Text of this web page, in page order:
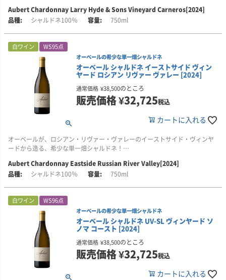
わずかに靄がかったように見えるのはノンフィルターの証。旨みをそのまま
に、オーベールのこだわりが反映された1本です。
■栽培について
ローレン・エステート・ヴィンヤードは、生産者が「グラン・クリュと呼ぶ
にふさわしい」と評する、類いまれな自社畑です。ソノマ・コーストのフォ
レストヴィルを見渡す、小高い丘の上に位置しています。
畑名の「ローレン」は、マーク・オーベール氏の一人娘の名前に由来しま
石を含むゴールドリッジ土壌に、1エーカー（約0.4ha）当たり1、400本とい
う高密度で植樹され、サステナブルな農法で管理されています。オールド・
う4つのクローンを栽培。樹齢を重ねるにつれて、ワインの力強さと凝縮感も
増しています。
■醸造について
ブドウは、気温の低い深夜に収穫。収穫後5～6時間以内に樽へ入れることを
目標とし、冷蔵車で直ちにワイナリーへ運びます。選果・圧搾後、フランス
産オーク樽（新樽約80％、1年使用樽約20％）へ移し、ゆっくりと発酵。約
10か月をかけて、自然酵母によるアルコール発酵とマロラクティック発酵を
澱が自然に沈むのを待って樽を選別し、ステンレスタンクへ移して、さらに4
～5か月間落ち着かせます。その後、人工的な清澄や濾過を行わずに瓶詰めさ
れます。樽とステンレスタンクを合わせた発酵・熟成期間は、約15か月で
す。アルコール度数：15.0％。
■生産者のコメント
熟したアプリコットやレモンオイルの豊かなアロマに、白胡椒、砂糖漬けの
レモンタイムやカモミール、蜜蝋を思わせる風味が続き、しなやかで優美な
味わいが、まるで口中を舞うように広がります。名高い畑に植えられた古樹
がもたらす複雑さと香りの密度が、このワインに10～15年以上の熟成ポテン
シャルを与えています。
ワインがわずかに霞がかって見えることがあるのは、無濾過で瓶詰めされて
いるためです。ワインのうまみや質感をできるだけ損なわないという、オー
ベールのこだわりを表しています。
■栽培について
ラリー・ハイド＆サンズ・ヴィンヤードは、一般に「ハイド・ヴィンヤー
ヤードと並び、カーネロスにおけるシャルドネの二大銘醸畑のひとつと称さ
れています。
ブルゴーニュのドメーヌ・ド・ラ・ロマネ・コンティの元共同経営者、オベ
ール・ド・ヴィレーヌ氏との共同プロジェクト「ハイド・ド・ヴィレーヌ
（HdV）」でも知られています。また、キスラー、マーカッシン、コングス
ガードなど、カリフォルニアを代表する生産者にブドウを供給していること
でも有名です。
畑は東向きのなだらかな丘陵に位置し、十分な日照を得ながら、太平洋から
吹き込む冷涼な風の影響を受けています。この環境から、優れた酸と凝縮感
を備えたブドウが育まれます。
Aubert Chardonnay Larry Hyde & Sons Vineyard Carneros[2024]
シャルドネ100％
750ml
白ワイン WS95点
オーベールの希少な単一畑シャルドネ
オーベール シャルドネ イーストサイド ヴィン
ヤード ロシアン リヴァー ヴァレー [2024]
通常価格 ¥38,500のところ
販売価格¥32,725税込
カートに入れる
オーベールが、ロシアン・リヴァー・ヴァレーのイーストサイド・ヴィンヤ
ードから造る、希少な単一畑シャルドネ！
■生産者のコメント
2024年のイーストサイドは、鮮烈な仕上がりです。
としたエネルギーを放ちます。グラスからは、ライムやレモンの皮、ティー
ツリーオイル、タンジェリン、青リンゴのアロマが立ち上がり、熟した核果
の風味が奥行きを添えます。
きめ細かな口当たりが際立ち、引き締まった輪郭と明瞭さを備えながら、オ
ーベールならではの自然な豊かさと見事に調和しています。10～15年、ある
いはそれ以上の熟成ポテンシャルを感じさせるワインです。
ワインがわずかに霞がかって見えることがあるのは、無濾過で瓶詰めされて
Aubert Chardonnay Eastside Russian River Valley[2024]
シャルドネ100％
750ml
白ワイン WS96点
オーベールの希少な単一畑シャルドネ
オーベール シャルドネ UV-SL ヴィンヤード ソ
ノマ コースト [2024]
通常価格 ¥38,500のところ
販売価格¥32,725税込
カートに入れる